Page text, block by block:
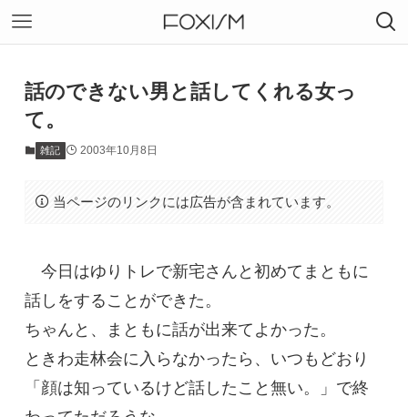
話のできない男と話してくれる女っ
て。
雑記 2003年10月8日
当ページのリンクには広告が含まれています。
今日はゆりトレで新宅さんと初めてまともに
話しをすることができた。
ちゃんと、まともに話が出来てよかった。
ときわ走林会に入らなかったら、いつもどおり
「顔は知っているけど話したこと無い。」で終